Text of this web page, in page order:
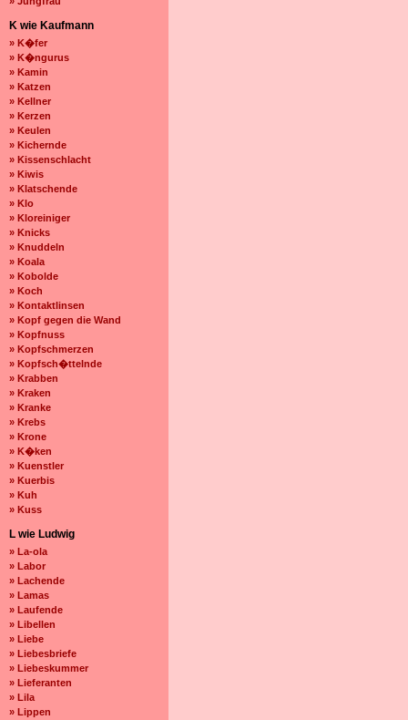
K wie Kaufmann
» K�fer
» K�ngurus
» Kamin
» Katzen
» Kellner
» Kerzen
» Keulen
» Kichernde
» Kissenschlacht
» Kiwis
» Klatschende
» Klo
» Kloreiniger
» Knicks
» Knuddeln
» Koala
» Kobolde
» Koch
» Kontaktlinsen
» Kopf gegen die Wand
» Kopfnuss
» Kopfschmerzen
» Kopfsch�ttelnde
» Krabben
» Kraken
» Kranke
» Krebs
» Krone
» K�ken
» Kuenstler
» Kuerbis
» Kuh
» Kuss
L wie Ludwig
» La-ola
» Labor
» Lachende
» Lamas
» Laufende
» Libellen
» Liebe
» Liebesbriefe
» Liebeskummer
» Lieferanten
» Lila
» Lippen